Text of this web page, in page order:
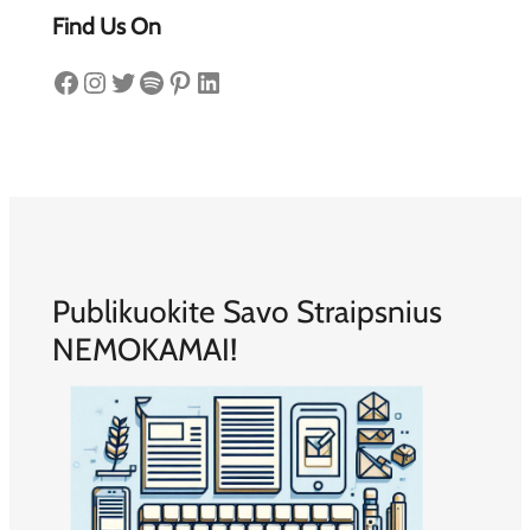
Find Us On
Facebook Instagram Twitter Spotify Pinterest LinkedIn
Publikuokite Savo Straipsnius
NEMOKAMAI!